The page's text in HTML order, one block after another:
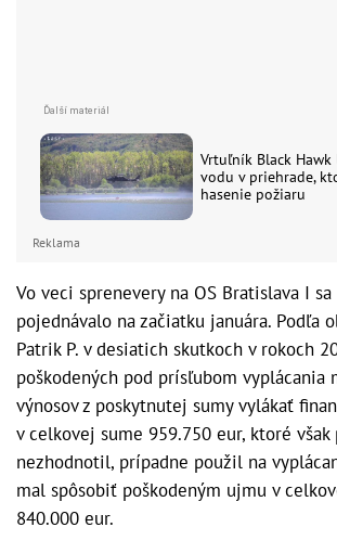
Vrtuľník Black Hawk
vodu v priehrade,
hasenie požiaru
Reklama
Vo veci sprenevery na OS Bratislava I sa
pojednávalo na začiatku januára. Podľa
Patrik P. v desiatich skutkoch v rokoch
poškodených pod prísľubom vyplácania
výnosov z poskytnutej sumy vylákať
v celkovej sume 959.750 eur, ktoré
nezhodnotil, prípadne použil na
mal spôsobiť poškodeným ujmu v
840.000 eur.